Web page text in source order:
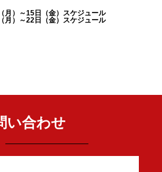
月）～15日（金）スケジュール
月）～22日（金）スケジュール
い合わせ